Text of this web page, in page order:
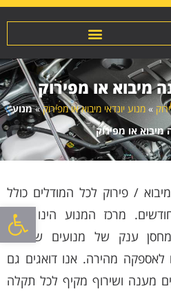
פתח
מיבוא או מפירוק
»מנוע יונדאי מיבוא או מפירוק»מנוע
מיבוא או מפירוק
/ פירוק לכל המודלים כולל
אחריות מלאה ל-3 חודשים. מרכז המנוע הינו מוסך
ענק של מנועים שמורים
לאספקה מהירה. אנו דואגים גם
מענה ושירוף מקיף לכל תקלה